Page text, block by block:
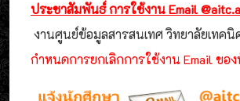
ประชาสัมพันธ์ การใช้งาน Email
งานศูนย์ข้อมูลสารสนเทศ วิทยาลัยเทค
กำหนดการยกเลิกการใช้งาน Email ขอ